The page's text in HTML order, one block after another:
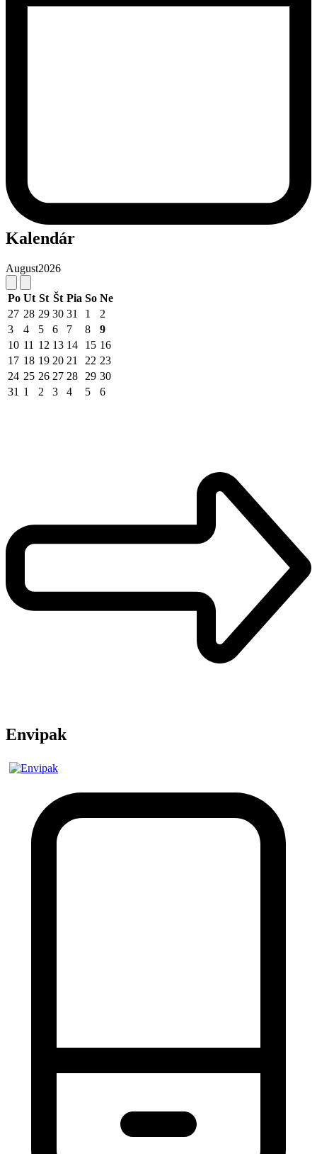
Kalendár
August2026
Po Ut St Št Pia So Ne
27 28 29 30 31 1
2
3
4 5 6 7 8
9
10 11 12 13 14 15 16
17 18 19 20 21 22 23
24 25 26 27 28 29 30
31 1 2 3 4 5 6
Envipak